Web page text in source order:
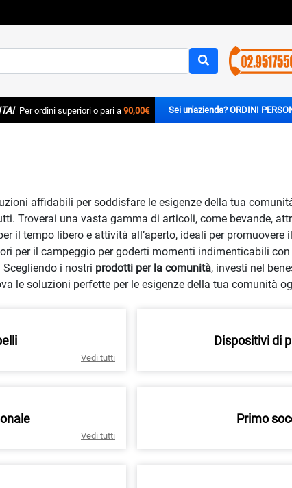
Per ordini superiori o pari a 90,00€ Sei un'azienda?
affidabili per soddisfare le esigenze della tua
Troverai una vasta gamma di articoli, come bevande,
tempo libero e attività all’aperto, ideali per promuovere
per il campeggio per goderti momenti indimenticabili
i nostri prodotti per la comunità, investi nel
le soluzioni perfette per le esigenze della tua comunità
Vedi tutti
Dispositivi di
Vedi tutti
Primo